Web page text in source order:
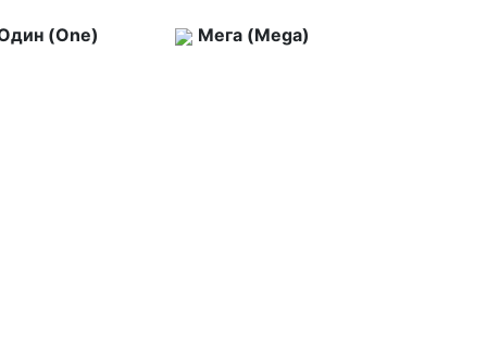
(One) Мега (Mega)